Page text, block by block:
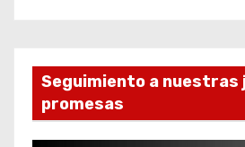
Seguimiento a nuestras
promesas